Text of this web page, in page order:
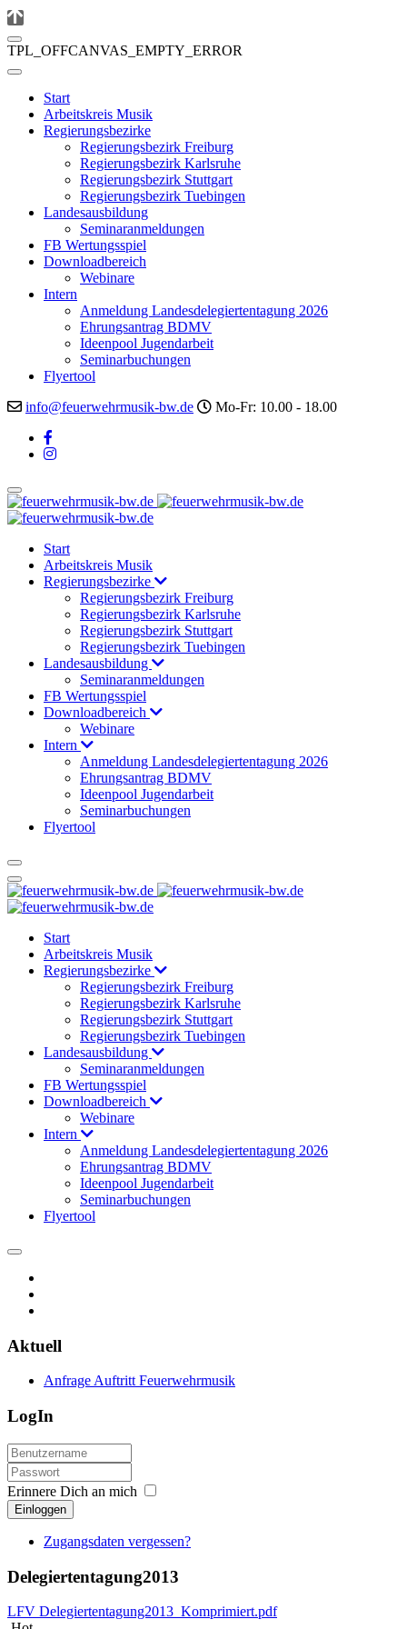
TPL_OFFCANVAS_EMPTY_ERROR
Start
Arbeitskreis Musik
Regierungsbezirke
Regierungsbezirk Freiburg
Regierungsbezirk Karlsruhe
Regierungsbezirk Stuttgart
Regierungsbezirk Tuebingen
Landesausbildung
Seminaranmeldungen
FB Wertungsspiel
Downloadbereich
Webinare
Intern
Anmeldung Landesdelegiertentagung 2026
Ehrungsantrag BDMV
Ideenpool Jugendarbeit
Seminarbuchungen
Flyertool
info@feuerwehrmusik-bw.de
Mo-Fr: 10.00 - 18.00
Start
Arbeitskreis Musik
Regierungsbezirke
Regierungsbezirk Freiburg
Regierungsbezirk Karlsruhe
Regierungsbezirk Stuttgart
Regierungsbezirk Tuebingen
Landesausbildung
Seminaranmeldungen
FB Wertungsspiel
Downloadbereich
Webinare
Intern
Anmeldung Landesdelegiertentagung 2026
Ehrungsantrag BDMV
Ideenpool Jugendarbeit
Seminarbuchungen
Flyertool
Start
Arbeitskreis Musik
Regierungsbezirke
Regierungsbezirk Freiburg
Regierungsbezirk Karlsruhe
Regierungsbezirk Stuttgart
Regierungsbezirk Tuebingen
Landesausbildung
Seminaranmeldungen
FB Wertungsspiel
Downloadbereich
Webinare
Intern
Anmeldung Landesdelegiertentagung 2026
Ehrungsantrag BDMV
Ideenpool Jugendarbeit
Seminarbuchungen
Flyertool
Aktuell
Anfrage Auftritt Feuerwehrmusik
LogIn
Erinnere Dich an mich
Einloggen
Zugangsdaten vergessen?
Delegiertentagung2013
LFV Delegiertentagung2013_Komprimiert.pdf